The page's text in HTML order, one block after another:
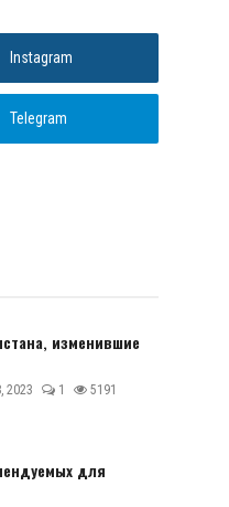
Instagram
Telegram
изменившие
2023 1 5191
для